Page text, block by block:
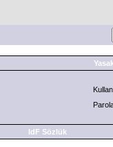
IdF Sözlük